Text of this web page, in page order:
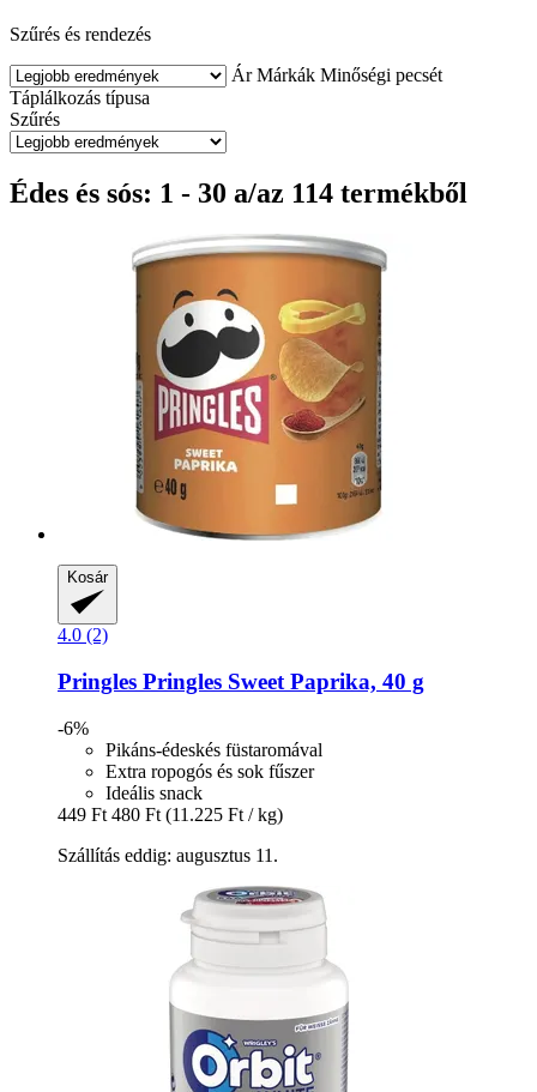
Szűrés és rendezés
Ár Márkák Minőségi pecsét
Táplálkozás típusa
Szűrés
Édes és sós: 1 - 30 a/az 114 termékből
Kosár
4.0 (2)
Pringles Pringles Sweet Paprika, 40 g
-6%
Pikáns-édeskés füstaromával
Extra ropogós és sok fűszer
Ideális snack
449 Ft 480 Ft (11.225 Ft / kg)
Szállítás eddig: augusztus 11.